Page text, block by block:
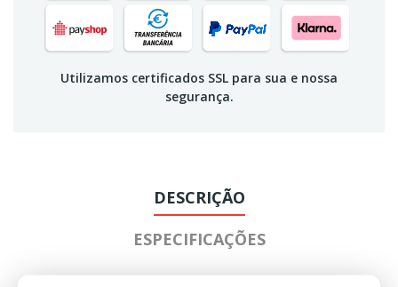
Utilizamos certificados SSL para sua e nossa
segurança.
DESCRIÇÃO
ESPECIFICAÇÕES